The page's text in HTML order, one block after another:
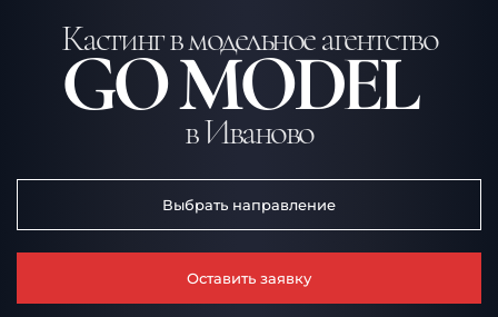
Кастинг в модельное агентство
GO MODEL
в Иваново
Выбрать направление
Оставить заявку